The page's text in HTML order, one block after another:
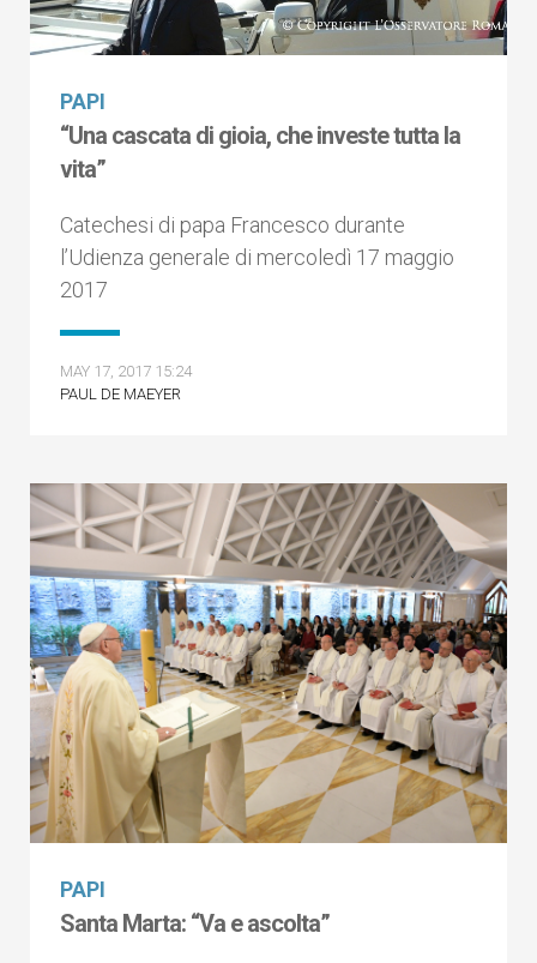
PAPI
“Una cascata di gioia, che investe tutta la
vita”
Catechesi di papa Francesco durante
l’Udienza generale di mercoledì 17 maggio
2017
MAY 17, 2017 15:24
PAUL DE MAEYER
PAPI
Santa Marta: “Va e ascolta”